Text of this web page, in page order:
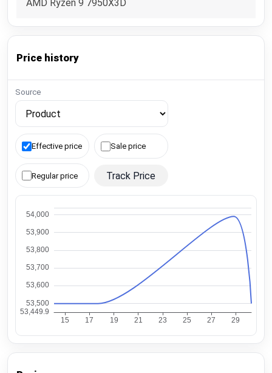
AMD Ryzen 9 7950X3D
Price history
Source
Effective price Sale price
Regular price Track Price